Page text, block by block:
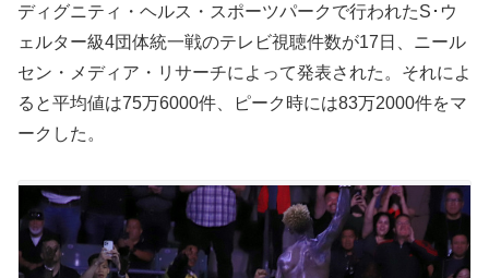
ディグニティ・ヘルス・スポーツパークで行われたS･ウ
ェルター級4団体統一戦のテレビ視聴件数が17日、ニール
セン・メディア・リサーチによって発表された。それによ
ると平均値は75万6000件、ピーク時には83万2000件をマ
ークした。